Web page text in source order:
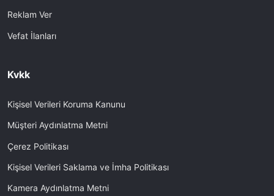
Reklam Ver
Vefat İlanları
Kvkk
Kişisel Verileri Koruma Kanunu
Müşteri Aydınlatma Metni
Çerez Politikası
Kişisel Verileri Saklama ve İmha Politikası
Kamera Aydınlatma Metni